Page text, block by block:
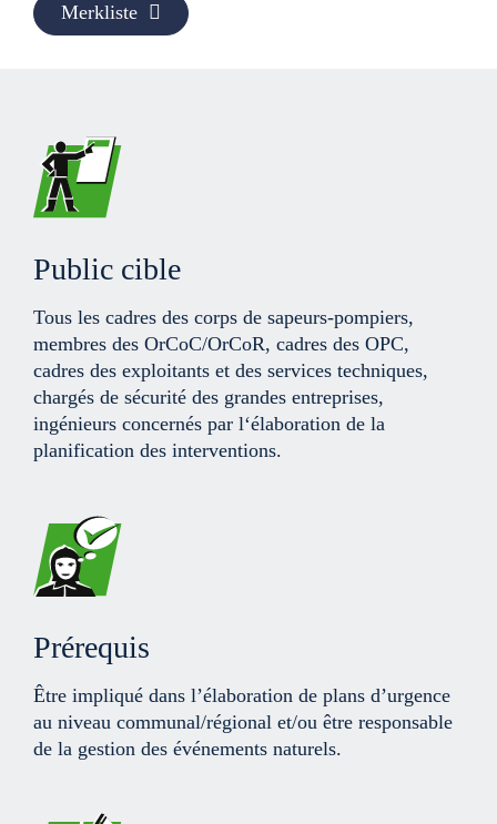
Merkliste
Public cible
Tous les cadres des corps de sapeurs-pompiers,
membres des OrCoC/OrCoR, cadres des OPC,
cadres des exploitants et des services techniques,
chargés de sécurité des grandes entreprises,
ingénieurs concernés par l‘élaboration de la
planification des interventions.
Prérequis
Être impliqué dans l’élaboration de plans d’urgence
au niveau communal/régional et/ou être responsable
de la gestion des événements naturels.